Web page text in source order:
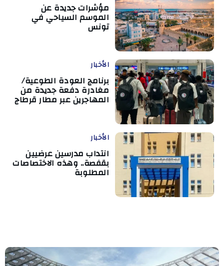
مؤشرات جديدة عن
الموسم السياحي في
تونس
الأخبار
برنامج العودة الطوعية/
مغادرة دفعة جديدة من
المهاجرين عبر مطار قرطاج
الأخبار
انتداب مدرسين عرضيين
بقفصة.. وهذه الاختصاصات
المطلوبة